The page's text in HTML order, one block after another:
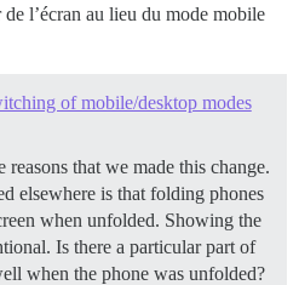
l’écran au lieu du mode mobile
of mobile/desktop modes
that we made this change.
elsewhere is that folding phones
when unfolded. Showing the
Is there a particular part of
when the phone was unfolded?